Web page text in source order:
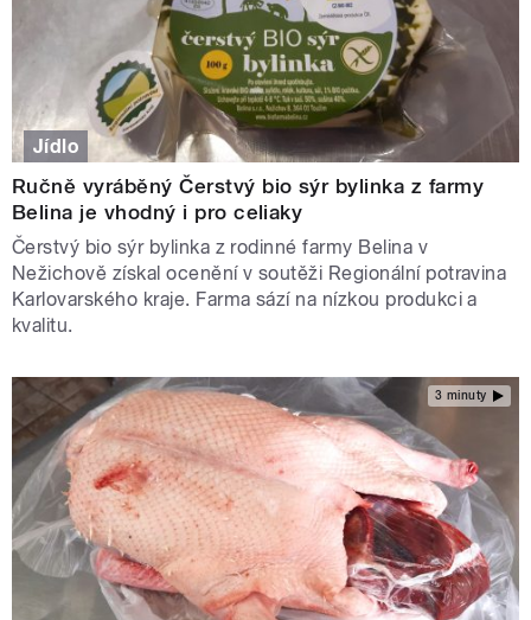
Jídlo
Ručně vyráběný Čerstvý bio sýr bylinka z farmy
Belina je vhodný i pro celiaky
Čerstvý bio sýr bylinka z rodinné farmy Belina v
Nežichově získal ocenění v soutěži Regionální potravina
Karlovarského kraje. Farma sází na nízkou produkci a
kvalitu.
3 minuty